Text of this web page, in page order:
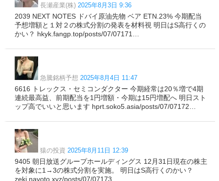
長瀬産業(株) 2025年8月3日 9:36
2039 NEXT NOTES ドバイ原油先物 ベア ETN.23% 今期配当
予想増額と１対２の株式分割の発表を材料視 明日はS高行くの
かい？ hkyk.fangp.top/posts/07/07171…
急騰銘柄予想 2025年8月4日 11:47
6616 トレックス・セミコンダクター 今期経常は20％増で4期
連続最高益、前期配当を1円増額・今期は15円増配へ 明日スト
ップ高でいいと思います hprt.soko5.asia/posts/07/07172…
猿の投資 2025年8月11日 12:39
9405 朝日放送グループホールディングス 12月31日現在の株主
を対象に1→3の株式分割を実施。 明日はS高行くのかい？
zekj.nayoto.xyz/posts/07/07173…